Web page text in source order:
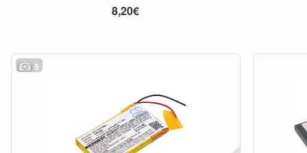
8,20€
5